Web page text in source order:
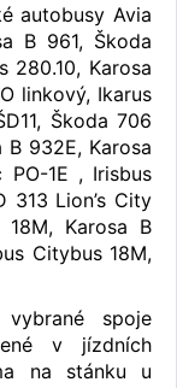
autobusy Avia
B 961, Škoda
280.10, Karosa
linkový, Ikarus
Škoda 706
B 932E, Karosa
PO-1E , Irisbus
313 Lion’s City
Karosa B
Citybus 18M,
spoje
v jízdních
na stánku u